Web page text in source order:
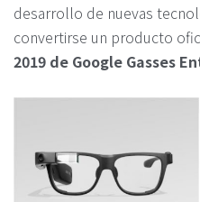
desarrollo de nuevas
convertirse un producto
2019 de Google Gasses